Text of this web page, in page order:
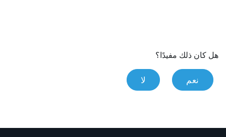
هل كان ذلك مفيدًا؟
نعم لا